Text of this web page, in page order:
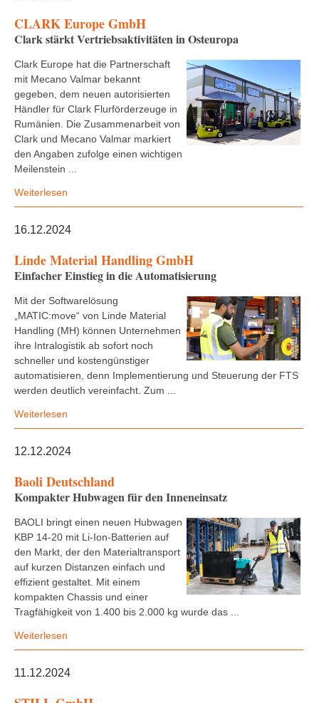
CLARK Europe GmbH
Clark stärkt Vertriebsaktivitäten in Osteuropa
Clark Europe hat die Partnerschaft
mit Mecano Valmar bekannt
gegeben, dem neuen autorisierten
Händler für Clark Flurförderzeuge in
Rumänien. Die Zusammenarbeit von
Clark und Mecano Valmar markiert
den Angaben zufolge einen wichtigen
Meilenstein ...
Weiterlesen
16.12.2024
Linde Material Handling GmbH
Einfacher Einstieg in die Automatisierung
Mit der Softwarelösung
„MATIC:move“ von Linde Material
Handling (MH) können Unternehmen
ihre Intralogistik ab sofort noch
schneller und kostengünstiger
automatisieren, denn Implementierung und Steuerung der FTS
werden deutlich vereinfacht. Zum ...
Weiterlesen
12.12.2024
Baoli Deutschland
Kompakter Hubwagen für den Inneneinsatz
BAOLI bringt einen neuen Hubwagen
KBP 14-20 mit Li-Ion-Batterien auf
den Markt, der den Materialtransport
auf kurzen Distanzen einfach und
effizient gestaltet. Mit einem
kompakten Chassis und einer
Tragfähigkeit von 1.400 bis 2.000 kg wurde das ...
Weiterlesen
11.12.2024